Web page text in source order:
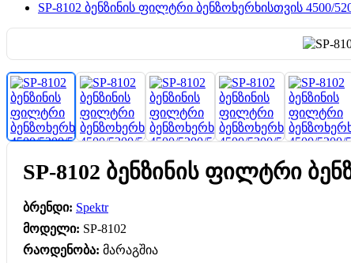
SP-8102 ბენზინის ფილტრი ბენზოხერხისთვის 4500/
SP-8102 ბენზინის ფილტრი
ბრენდი: Spektr
მოდელი: SP-8102
რაოდენობა: მარაგშია